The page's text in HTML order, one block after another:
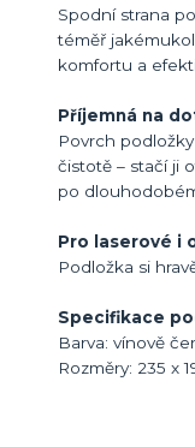
Spodní strana
téměř
komfortu a
Příjemná na
Povrch
čistotě – stačí ji
po
Pro laserové i
Podložka si
Specifikace
Barva: vínově
Rozměry: 235 x